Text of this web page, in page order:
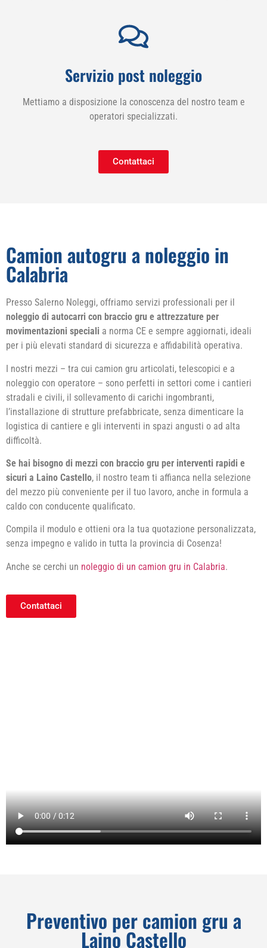
Servizio post noleggio
Mettiamo a disposizione la conoscenza del nostro team e
operatori specializzati.
Contattaci
Camion autogru a noleggio in
Calabria
Presso Salerno Noleggi, offriamo servizi professionali per il
noleggio di autocarri con braccio gru e attrezzature per
movimentazioni speciali a norma CE e sempre aggiornati, ideali
per i più elevati standard di sicurezza e affidabilità operativa.
I nostri mezzi – tra cui camion gru articolati, telescopici e a
noleggio con operatore – sono perfetti in settori come i cantieri
stradali e civili, il sollevamento di carichi ingombranti,
l’installazione di strutture prefabbricate, senza dimenticare la
logistica di cantiere e gli interventi in spazi angusti o ad alta
difficoltà.
Se hai bisogno di mezzi con braccio gru per interventi rapidi e
sicuri a Laino Castello, il nostro team ti affianca nella selezione
del mezzo più conveniente per il tuo lavoro, anche in formula a
caldo con conducente qualificato.
Compila il modulo e ottieni ora la tua quotazione personalizzata,
senza impegno e valido in tutta la provincia di Cosenza!
Anche se cerchi un noleggio di un camion gru in Calabria.
Contattaci
Preventivo per camion gru a
Laino Castello